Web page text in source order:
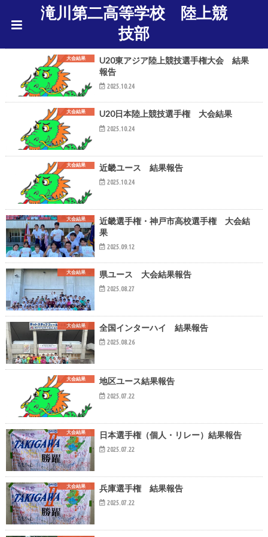
滝川第二高等学校 陸上競
技部
大会結果
U20東アジア陸上競技選手権大会 結果
報告
2025.10.24
大会結果 U20日本陸上競技選手権 大会結果
2025.10.24
大会結果 近畿ユース 結果報告
2025.10.24
大会結果
近畿選手権・神戸市高校選手権 大会結
果
2025.09.12
大会結果 県ユース 大会結果報告
2025.08.27
大会結果 全国インターハイ 結果報告
2025.08.26
大会結果 地区ユース結果報告
2025.07.22
大会結果 日本選手権（個人・リレー）結果報告
2025.07.22
大会結果 兵庫選手権 結果報告
2025.07.22